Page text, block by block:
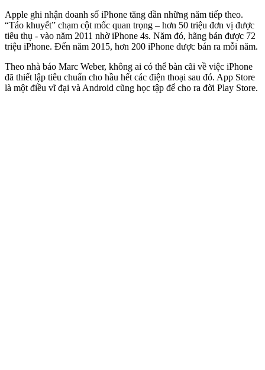
Apple ghi nhận doanh số iPhone tăng dần những năm tiếp theo.
“Táo khuyết” chạm cột mốc quan trọng – hơn 50 triệu đơn vị được
tiêu thụ - vào năm 2011 nhờ iPhone 4s. Năm đó, hãng bán được 72
triệu iPhone. Đến năm 2015, hơn 200 iPhone được bán ra mỗi năm.
Theo nhà báo Marc Weber, không ai có thể bàn cãi về việc iPhone
đã thiết lập tiêu chuẩn cho hầu hết các điện thoại sau đó. App Store
là một điều vĩ đại và Android cũng học tập để cho ra đời Play Store.